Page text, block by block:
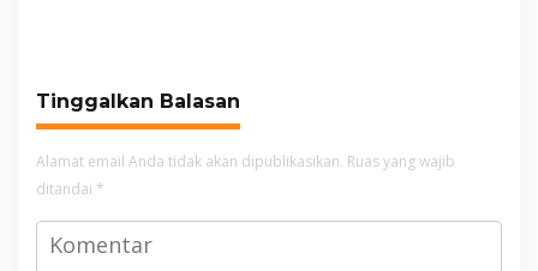
Tinggalkan Balasan
Alamat email Anda tidak akan dipublikasikan. Ruas yang wajib
ditandai *